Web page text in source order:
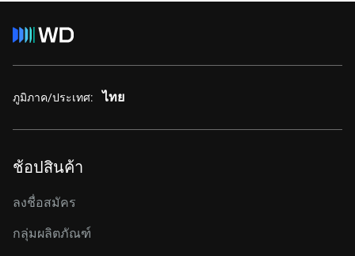
ภูมิภาค/ประเทศ: ไทย
ช้อปสินค้า
ลงชื่อสมัคร
กลุ่มผลิตภัณฑ์